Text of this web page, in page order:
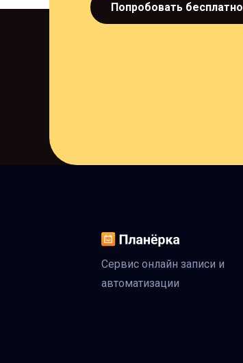
Попробовать бесплатно
Сервис онлайн записи и
автоматизации